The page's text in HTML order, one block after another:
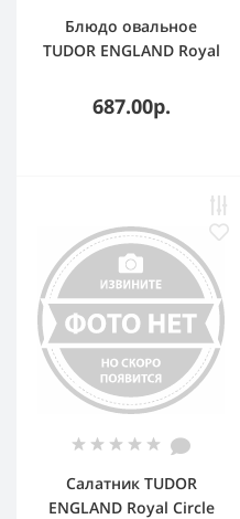
Блюдо овальное
TUDOR ENGLAND Royal
687.00р.
Салатник TUDOR
ENGLAND Royal Circle